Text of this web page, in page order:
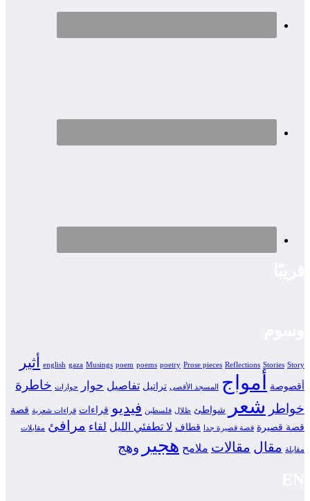
english gaza Musings poem poems poetry Prose pieces Reflections Stories Story أثير
أقصوصة أمواج المسجد الأقصى تراتيل تفاصيل حوار حوارات خاطرة
خواطر شعر شواطئ ظلال فلسطين فيديو قراءات قراءات شعرية قصة
قصة قصيرة قصة قصيرة جدا قطاف لا تطفئي الليل لقاء مرافئ مقابلات
مقابلة مقال مقالات ملامح هجير وهج